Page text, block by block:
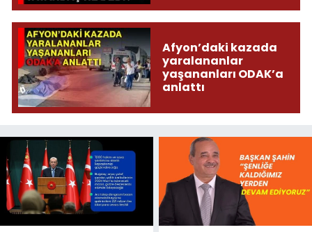
Afyon’daki kazada
yaralananlar
yaşananları ODAK’a
anlattı